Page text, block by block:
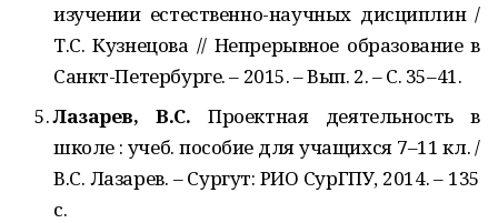
изучении естественно-научных дисциплин /
Т.С. Кузнецова // Непрерывное образование в
Санкт-Петербурге. – 2015. – Вып. 2. – С. 35–41.
Лазарев, В.С.Проектная деятельность в
школе : учеб. пособие для учащихся 7–11 кл. /
В.С. Лазарев. – Сургут: РИО СурГПУ, 2014. – 135
с.